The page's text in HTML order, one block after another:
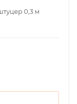
0,3 м